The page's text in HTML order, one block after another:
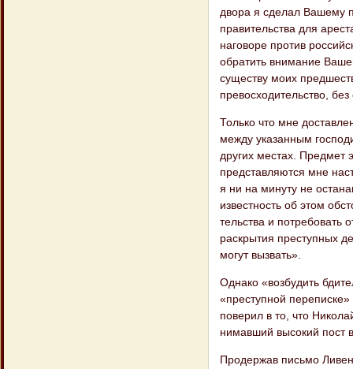
двора я сделал Вашему
правительства для
наговоре против
обратить вни​мание
существу моих
превосходительство,
Только что мне
между указан​ным
других местах. Предмет
представляются мне
я ни на ми​нуту не
известность об этом
тельства и потребовать
раскрытия преступных
могут вызвать».
Однако «возбудить
«преступной
поверил в то, что
нимавший высокий пост
Продержав письмо